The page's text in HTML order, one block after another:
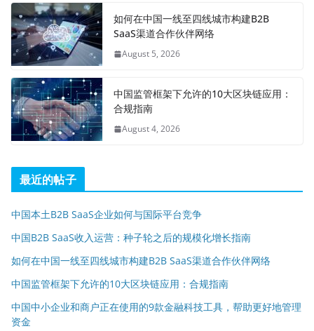
如何在中国一线至四线城市构建B2B
SaaS渠道合作伙伴网络
August 5, 2026
中国监管框架下允许的10大区块链应用：
合规指南
August 4, 2026
最近的帖子
中国本土B2B SaaS企业如何与国际平台竞争
中国B2B SaaS收入运营：种子轮之后的规模化增长指南
如何在中国一线至四线城市构建B2B SaaS渠道合作伙伴网络
中国监管框架下允许的10大区块链应用：合规指南
中国中小企业和商户正在使用的9款金融科技工具，帮助更好地管理
资金